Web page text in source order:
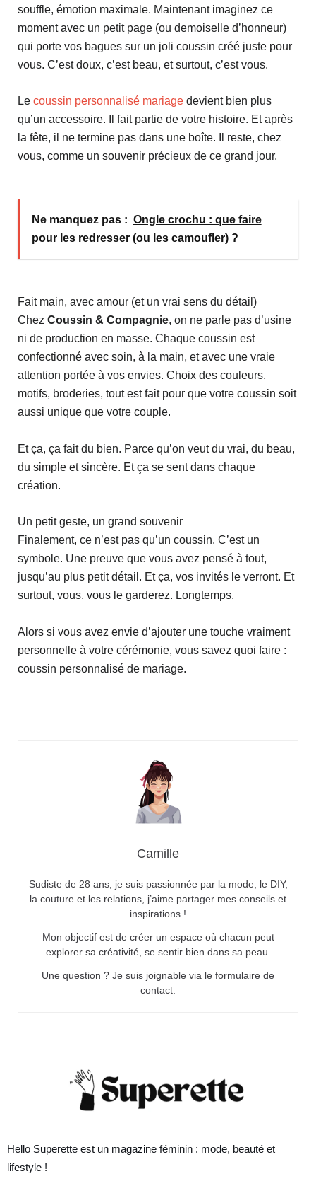
souffle, émotion maximale. Maintenant imaginez ce
moment avec un petit page (ou demoiselle d’honneur)
qui porte vos bagues sur un joli coussin créé juste pour
vous. C’est doux, c’est beau, et surtout, c’est vous.
Le coussin personnalisé mariagedevient bien plus
qu’un accessoire. Il fait partie de votre histoire. Et après
la fête, il ne termine pas dans une boîte. Il reste, chez
vous, comme un souvenir précieux de ce grand jour.
Ne manquez pas : Ongle crochu : que faire
pour les redresser (ou les camoufler) ?
Fait main, avec amour (et un vrai sens du détail)
Chez Coussin & Compagnie, on ne parle pas d’usine
ni de production en masse. Chaque coussin est
confectionné avec soin, à la main, et avec une vraie
attention portée à vos envies. Choix des couleurs,
motifs, broderies, tout est fait pour que votre coussin soit
aussi unique que votre couple.
Et ça, ça fait du bien. Parce qu’on veut du vrai, du beau,
du simple et sincère. Et ça se sent dans chaque
création.
Un petit geste, un grand souvenir
Finalement, ce n’est pas qu’un coussin. C’est un
symbole. Une preuve que vous avez pensé à tout,
jusqu’au plus petit détail. Et ça, vos invités le verront. Et
surtout, vous, vous le garderez. Longtemps.
Alors si vous avez envie d’ajouter une touche vraiment
personnelle à votre cérémonie, vous savez quoi faire :
coussin personnalisé de mariage.
Camille
Sudiste de 28 ans, je suis passionnée par la mode, le DIY,
la couture et les relations, j’aime partager mes conseils et
inspirations !
Mon objectif est de créer un espace où chacun peut
explorer sa créativité, se sentir bien dans sa peau.
Une question ? Je suis joignable via le formulaire de
contact.
Hello Superette est un magazine féminin : mode, beauté et
lifestyle !